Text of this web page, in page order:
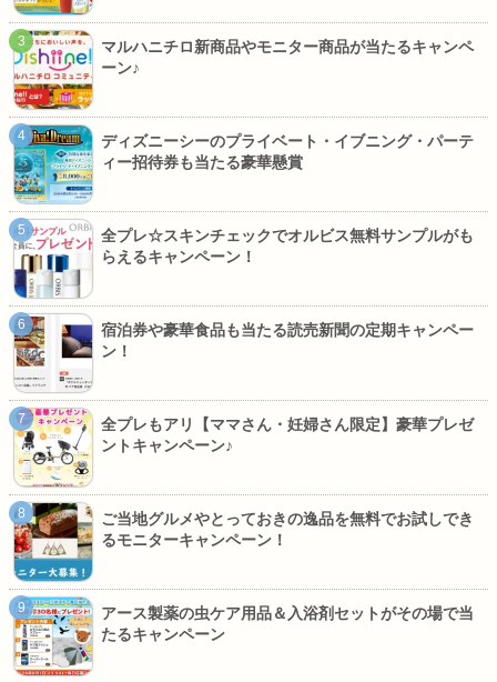
マルハニチロ新商品やモニター商品が当たるキャンペ
ーン♪
ディズニーシーのプライベート・イブニング・パーテ
ィー招待券も当たる豪華懸賞
全プレ☆スキンチェックでオルビス無料サンプルがも
らえるキャンペーン！
宿泊券や豪華食品も当たる読売新聞の定期キャンペー
ン！
全プレもアリ【ママさん・妊婦さん限定】豪華プレゼ
ントキャンペーン♪
ご当地グルメやとっておきの逸品を無料でお試しでき
るモニターキャンペーン！
アース製薬の虫ケア用品＆入浴剤セットがその場で当
たるキャンペーン